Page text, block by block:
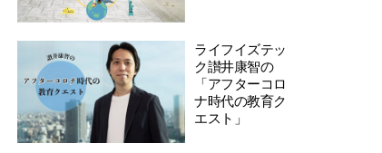
ライフイズテッ
ク讃井康智の
「アフターコロ
ナ時代の教育ク
エスト」